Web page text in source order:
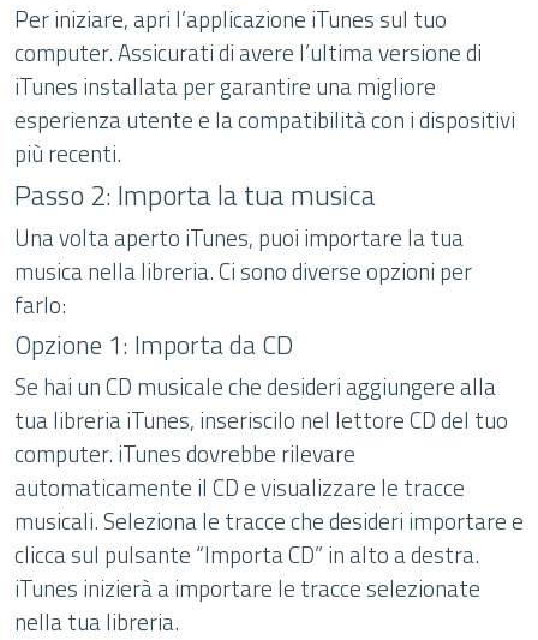
Per iniziare, apri l’applicazione iTunes sul tuo
computer. Assicurati di avere l’ultima versione di
iTunes installata per garantire una migliore
esperienza utente e la compatibilità con i dispositivi
più recenti.
Passo 2: Importa la tua musica
Una volta aperto iTunes, puoi importare la tua
musica nella libreria. Ci sono diverse opzioni per
farlo:
Opzione 1: Importa da CD
Se hai un CD musicale che desideri aggiungere alla
tua libreria iTunes, inseriscilo nel lettore CD del tuo
computer. iTunes dovrebbe rilevare
automaticamente il CD e visualizzare le tracce
musicali. Seleziona le tracce che desideri importare e
clicca sul pulsante “Importa CD” in alto a destra.
iTunes inizierà a importare le tracce selezionate
nella tua libreria.